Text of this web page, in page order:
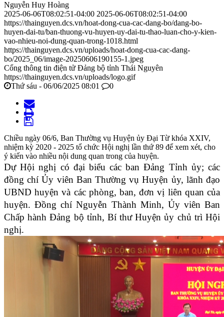
Nguyễn Huy Hoàng
2025-06-06T08:02:51-04:00 2025-06-06T08:02:51-04:00
https://thainguyen.dcs.vn/hoat-dong-cua-cac-dang-bo/dang-bo-
huyen-dai-tu/ban-thuong-vu-huyen-uy-dai-tu-thao-luan-cho-y-kien-
vao-nhieu-noi-dung-quan-trong-1018.html
https://thainguyen.dcs.vn/uploads/hoat-dong-cua-cac-dang-
bo/2025_06/image-20250606190155-1.jpeg
Cổng thông tin điện tử Đảng bộ tỉnh Thái Nguyên
https://thainguyen.dcs.vn/uploads/logo.gif
Thứ sáu - 06/06/2025 08:01
0
Chiều ngày 06/6, Ban Thường vụ Huyện ủy Đại Từ khóa XXIV,
nhiệm kỳ 2020 - 2025 tổ chức Hội nghị lần thứ 89 để xem xét, cho
ý kiến vào nhiều nội dung quan trong của huyện.
Dự Hội nghị có đại biểu các ban Đảng Tỉnh ủy; các
đồng chí Ủy viên Ban Thường vụ Huyện ủy, lãnh đạo
UBND huyện và các phòng, ban, đơn vị liên quan của
huyện. Đồng chí Nguyễn Thành Minh, Ủy viên Ban
Chấp hành Đảng bộ tỉnh, Bí thư Huyện ủy chủ trì Hội
nghị.